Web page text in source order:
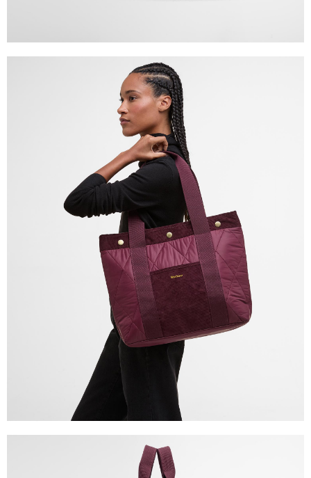
請求用戶進行身份認證。
５．嚴禁一人註冊多個帳號或使用他人資訊註冊。若發現惡意使用之情形，
恩沛科技股份有限公司將有權停止該用戶之使用額度並採取法律行動。